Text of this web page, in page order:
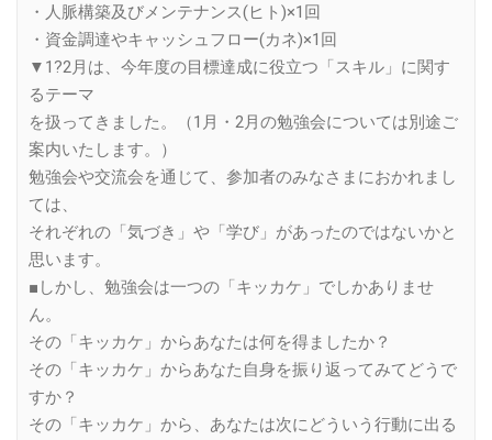
・人脈構築及びメンテナンス(ヒト)×1回
・資金調達やキャッシュフロー(カネ)×1回
▼1?2月は、今年度の目標達成に役立つ「スキル」に関す
るテーマ
を扱ってきました。（1月・2月の勉強会については別途ご
案内いたします。）
勉強会や交流会を通じて、参加者のみなさまにおかれまし
ては、
それぞれの「気づき」や「学び」があったのではないかと
思います。
■しかし、勉強会は一つの「キッカケ」でしかありませ
ん。
その「キッカケ」からあなたは何を得ましたか？
その「キッカケ」からあなた自身を振り返ってみてどうで
すか？
その「キッカケ」から、あなたは次にどういう行動に出る